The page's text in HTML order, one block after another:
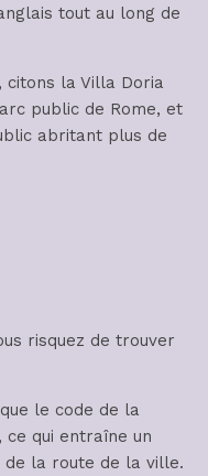
tout au long de
citons la Villa Doria
public de Rome, et
abritant plus de
risquez de trouver
le code de la
ce qui entraîne un
de la route de la ville.